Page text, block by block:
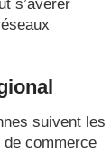
s’avérer
suivent les
commerce